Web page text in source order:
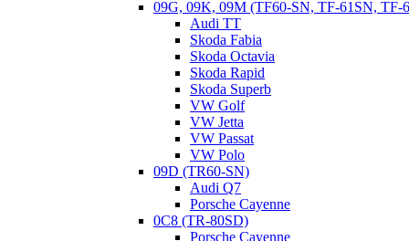
09G, 09K, 09M (TF60-SN, TF-61SN, TF-
Audi TT
Skoda Fabia
Skoda Octavia
Skoda Rapid
Skoda Superb
VW Golf
VW Jetta
VW Passat
VW Polo
09D (TR60-SN)
Audi Q7
Porsche Cayenne
0C8 (TR-80SD)
Porsche Cayenne